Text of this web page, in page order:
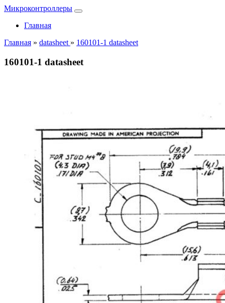
Микроконтроллеры
Главная
Главная » datasheet » 160101-1 datasheet
160101-1 datasheet